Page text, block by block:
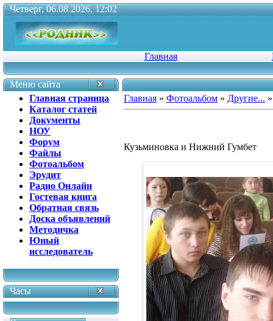
Четверг, 06.08.2026, 12:02
Главная
Меню сайта
Главная страница
Каталог статей
Документы
НОУ
Форум
Файлы
Фотоальбом
Эрудит
Радио Онлайн
Гостевая книга
Обратная связь
Доска объявлений
Методичка
Юный
исследователь
Часы
Главная » Фотоальбом » Другие...
Кузьминовка и Нижний Гумбет